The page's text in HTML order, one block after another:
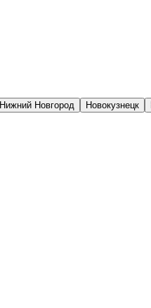
Нижний Новгород Новокузнецк